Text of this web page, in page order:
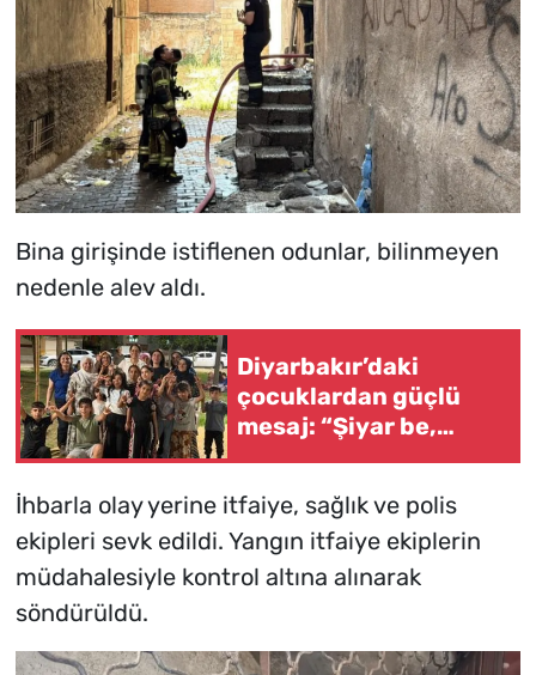
Bina girişinde istiflenen odunlar, bilinmeyen
nedenle alev aldı.
Diyarbakır’daki
çocuklardan güçlü
mesaj: “Şiyar be,
rabin”
İhbarla olay yerine itfaiye, sağlık ve polis
ekipleri sevk edildi. Yangın itfaiye ekiplerin
müdahalesiyle kontrol altına alınarak
söndürüldü.